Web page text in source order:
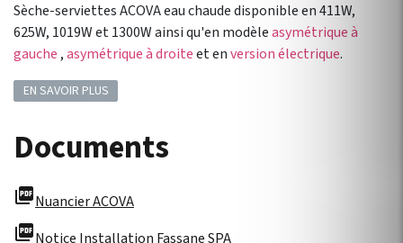
Sèche-serviettes ACOVA eau chaude disponible en 411W,
625W, 1019W et 1300W ainsi qu'en modèleasymétrique à
gauche ,asymétrique à droiteet enversion électrique.
EN SAVOIR PLUS
Documents
picture_as_pdfNuancier ACOVA
picture_as_pdfNotice Installation Fassane SPA